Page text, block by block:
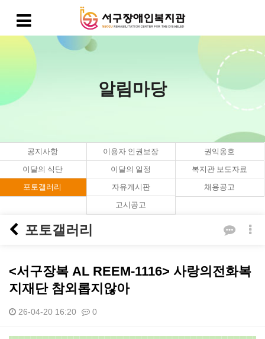
알림마당
공지사항 이용자 인권보장
권익옹호
이달의 식단
이달의 일정
복지관 보도자료
포토갤러리
자유게시판
채용공고
고시공고
포토갤러리
<서구장복 AL REEM-1116> 사랑의전화복
지재단 참외롭지않아
26-04-20 16:20 0